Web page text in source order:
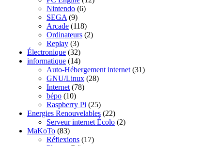
Nintendo (6)
SEGA (9)
Arcade (118)
Ordinateurs (2)
Replay (3)
Électronique (32)
informatique (14)
Auto-Hébergement internet (31)
GNU/Linux (28)
Internet (78)
bépo (10)
Raspberry Pi (25)
Energies Renouvelables (22)
Serveur internet Écolo (2)
MaKoTo (83)
Réflexions (17)